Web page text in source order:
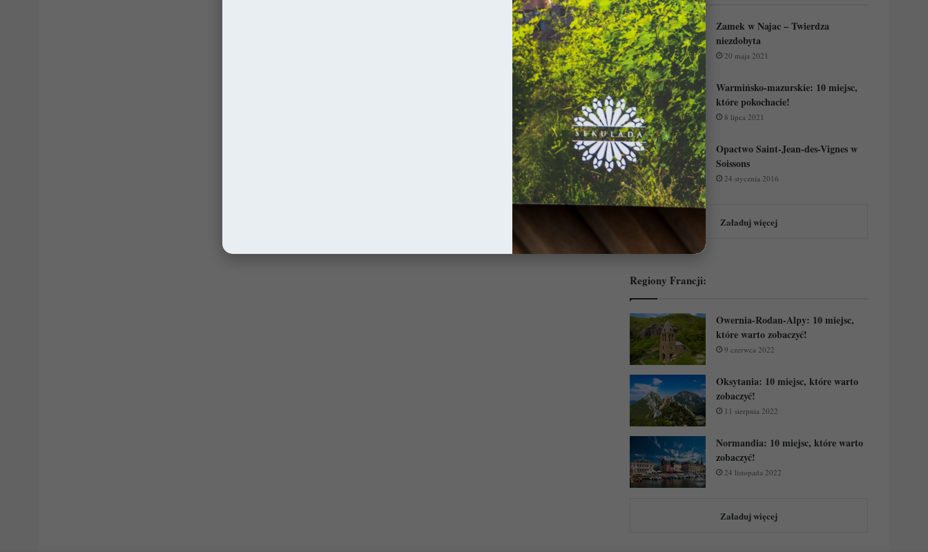
Zamek w Najac – Twierdza
niezdobyta
20 maja 2021
Warmińsko-mazurskie: 10 miejsc,
które pokochacie!
8 lipca 2021
Opactwo Saint-Jean-des-Vignes w
Soissons
24 stycznia 2016
Załaduj więcej
Regiony Francji:
Owernia-Rodan-Alpy: 10 miejsc,
które warto zobaczyć!
9 czerwca 2022
Oksytania: 10 miejsc, które warto
zobaczyć!
11 sierpnia 2022
Normandia: 10 miejsc, które warto
zobaczyć!
24 listopada 2022
Załaduj więcej